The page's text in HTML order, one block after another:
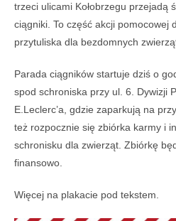
trzeci ulicami Kołobrzegu przejadą
ciągniki. To część akcji pomocowej
przytuliska dla bezdomnych
Parada ciągników startuje dziś o
spod schroniska przy ul. 6. Dywizji
E.Leclerc’a, gdzie zaparkują na
też rozpocznie się zbiórka karmy i
schronisku dla zwierząt. Zbiórkę
finansowo.
Więcej na plakacie pod tekstem.